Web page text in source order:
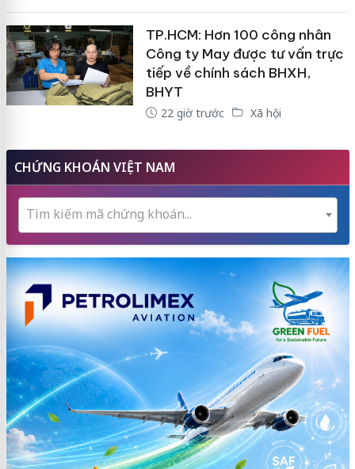
TP.HCM: Hơn 100 công nhân
Công ty May được tư vấn trực
tiếp về chính sách BHXH,
BHYT
22 giờ trước Xã hội
CHỨNG KHOÁN VIỆT NAM
Tìm kiếm mã chứng khoán...